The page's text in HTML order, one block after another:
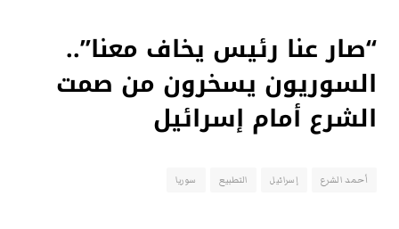
“صار عنا رئيس يخاف معنا”..
السوريون يسخرون من صمت
الشرع أمام إسرائيل
أحمد الشرع إسرائيل التطبيع سوريا